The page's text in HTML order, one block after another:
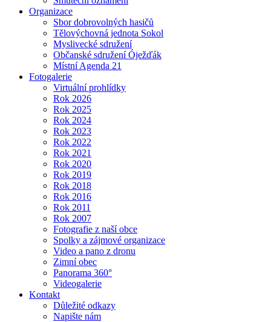
Organizace
Sbor dobrovolných hasičů
Tělovýchovná jednota Sokol
Myslivecké sdružení
Občanské sdružení Óježďák
Místní Agenda 21
Fotogalerie
Virtuální prohlídky
Rok 2026
Rok 2025
Rok 2024
Rok 2023
Rok 2022
Rok 2021
Rok 2020
Rok 2019
Rok 2018
Rok 2016
Rok 2011
Rok 2007
Fotografie z naší obce
Spolky a zájmové organizace
Video a pano z dronu
Zimní obec
Panorama 360°
Videogalerie
Kontakt
Důležité odkazy
Napište nám